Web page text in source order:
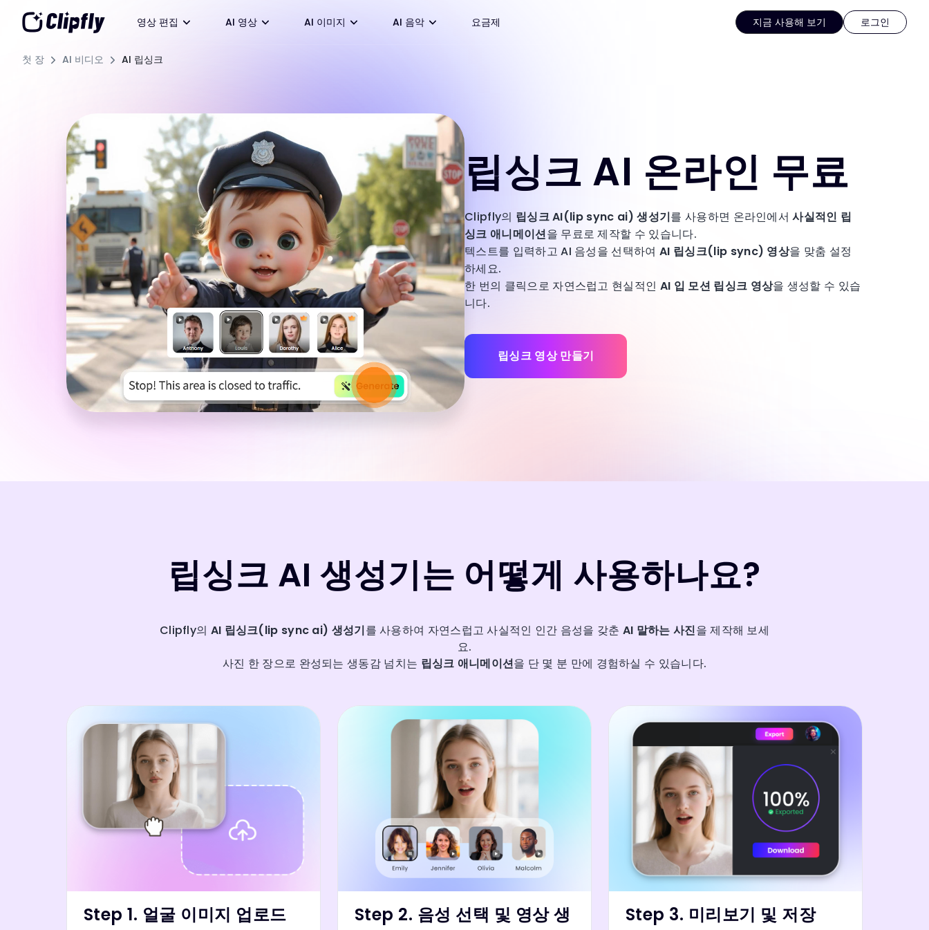
영상 편집 AI 영상 AI 이미지 AI 음악 요금제 지금 사용해 보기 로그인
첫 장 AI 비디오 AI 립싱크
립싱크 AI 온라인 무료
Clipfly의 립싱크 AI(lip sync ai) 생성기를 사용하면 온라인에서사실적인 립
싱크 애니메이션을 무료로 제작할 수 있습니다.
텍스트를 입력하고 AI 음성을 선택하여AI 립싱크(lip sync) 영상을 맞춤 설정
하세요.
한 번의 클릭으로 자연스럽고 현실적인 AI 입 모션 립싱크 영상을 생성할 수 있습
니다.
립싱크 영상 만들기
립싱크 AI 생성기는 어떻게 사용하나요?
Clipfly의 AI 립싱크(lip sync ai) 생성기를 사용하여 자연스럽고 사실적인 인간 음성을 갖춘 AI 말하는 사진을 제작해 보세
요.
사진 한 장으로 완성되는 생동감 넘치는 립싱크 애니메이션을 단 몇 분 만에 경험하실 수 있습니다.
Step 1. 얼굴 이미지 업로드
Step 2. 음성 선택 및 영상 생
Step 3. 미리보기 및 저장